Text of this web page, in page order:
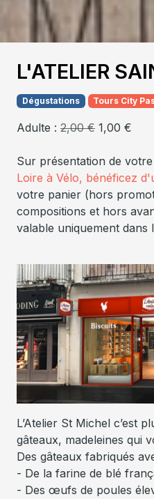
L'ATELIER
Dégustations Tours City
Adulte : 2,00 € 1,00 €
Sur présentation de votre
Loire à Vélo, bénéficez
votre panier (hors
compositions et hors
valable uniquement dans
L’Atelier St Michel c’est
gâteaux, madeleines qui
Des gâteaux fabriqués
- De la farine de blé
- Des œufs de poules